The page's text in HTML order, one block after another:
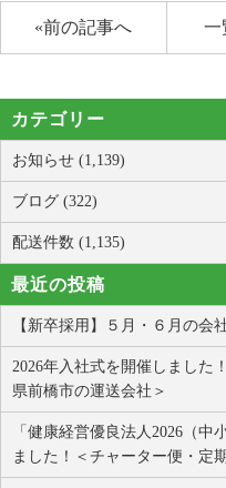
«前の記事へ 一
カテゴリー
お知らせ (1,139)
ブログ (322)
配送件数 (1,135)
最近の投稿
【新卒採用】５月・６月の会
2026年入社式を開催しました
県前橋市の運送会社＞
「健康経営優良法人2026（
ました！＜チャーター便・定